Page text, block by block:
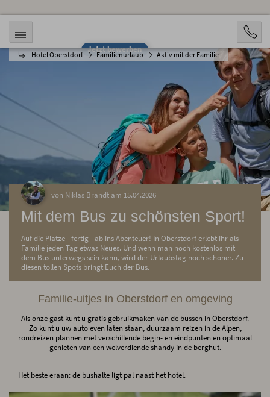
Jetzt bewerben
Hotel Oberstdorf Familienurlaub Aktiv mit der Familie
von Niklas Brandt am 15.04.2026
Mit dem Bus zu schönsten Sport!
Auf die Plätze - fertig - ab ins Abenteuer! In Oberstdorf erlebt ihr als
Familie jeden Tag etwas Neues. Und wenn man noch kostenlos mit
dem Bus unterwegs sein kann, wird der Urlaubstag noch schöner. Zu
diesen tollen Spots bringt Euch der Bus.
Familie-uitjes in Oberstdorf en omgeving
Als onze gast kunt u gratis gebruikmaken van de bussen in Oberstdorf.
Zo kunt u uw auto even laten staan, duurzaam reizen in de Alpen,
rondreizen plannen met verschillende begin- en eindpunten en optimaal
genieten van een welverdiende shandy in de berghut.
Het beste eraan: de bushalte ligt pal naast het hotel.